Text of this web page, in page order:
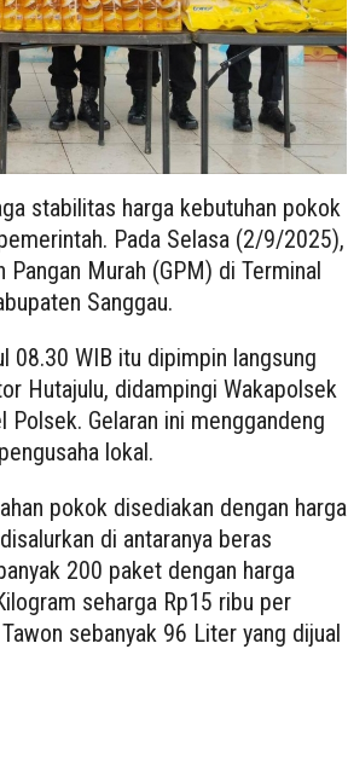
stabilitas harga kebutuhan pokok
Pada Selasa (2/9/2025),
Pangan Murah (GPM) di Terminal
Sanggau.
08.30 WIB itu dipimpin langsung
Hutajulu, didampingi Wakapolsek
Gelaran ini menggandeng
lokal.
pokok disediakan dengan harga
di antaranya beras
200 paket dengan harga
seharga Rp15 ribu per
sebanyak 96 Liter yang dijual